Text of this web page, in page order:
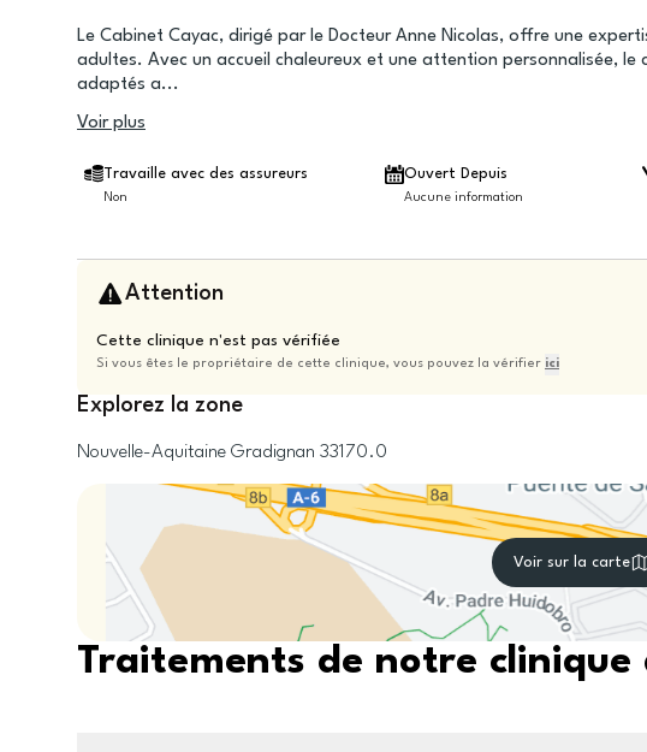
Le Cabinet Cayac, dirigé par le Docteur Anne Nicolas, offre une
adultes. Avec un accueil chaleureux et une attention personnalisée,
adaptés a...
Voir plus
Travaille avec des assureurs
Non
Ouvert Depuis
Aucune information
Attention
Cette clinique n'est pas vérifiée
Si vous êtes le propriétaire de cette clinique, vous pouvez la vérifier ici
Explorez la zone
Nouvelle-Aquitaine Gradignan 33170.0
Voir sur la carte
Traitements de notre clinique